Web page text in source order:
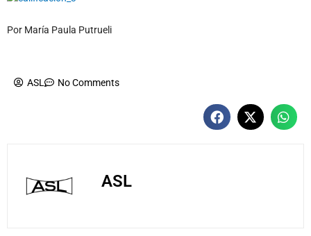
Por María Paula Putrueli
ASL No Comments
ASL